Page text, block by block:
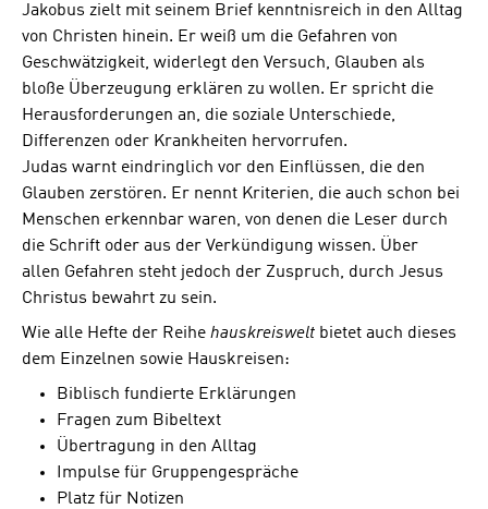
Jakobus zielt mit seinem Brief kenntnisreich in den Alltag
von Christen hinein. Er weiß um die Gefahren von
Geschwätzigkeit, widerlegt den Versuch, Glauben als
bloße Überzeugung erklären zu wollen. Er spricht die
Herausforderungen an, die soziale Unterschiede,
Differenzen oder Krankheiten hervorrufen.
Judas warnt eindringlich vor den Einflüssen, die den
Glauben zerstören. Er nennt Kriterien, die auch schon bei
Menschen erkennbar waren, von denen die Leser durch
die Schrift oder aus der Verkündigung wissen. Über
allen Gefahren steht jedoch der Zuspruch, durch Jesus
Christus bewahrt zu sein.
Wie alle Hefte der Reihe hauskreiswelt bietet auch dieses
dem Einzelnen sowie Hauskreisen:
Biblisch fundierte Erklärungen
Fragen zum Bibeltext
Übertragung in den Alltag
Impulse für Gruppengespräche
Platz für Notizen